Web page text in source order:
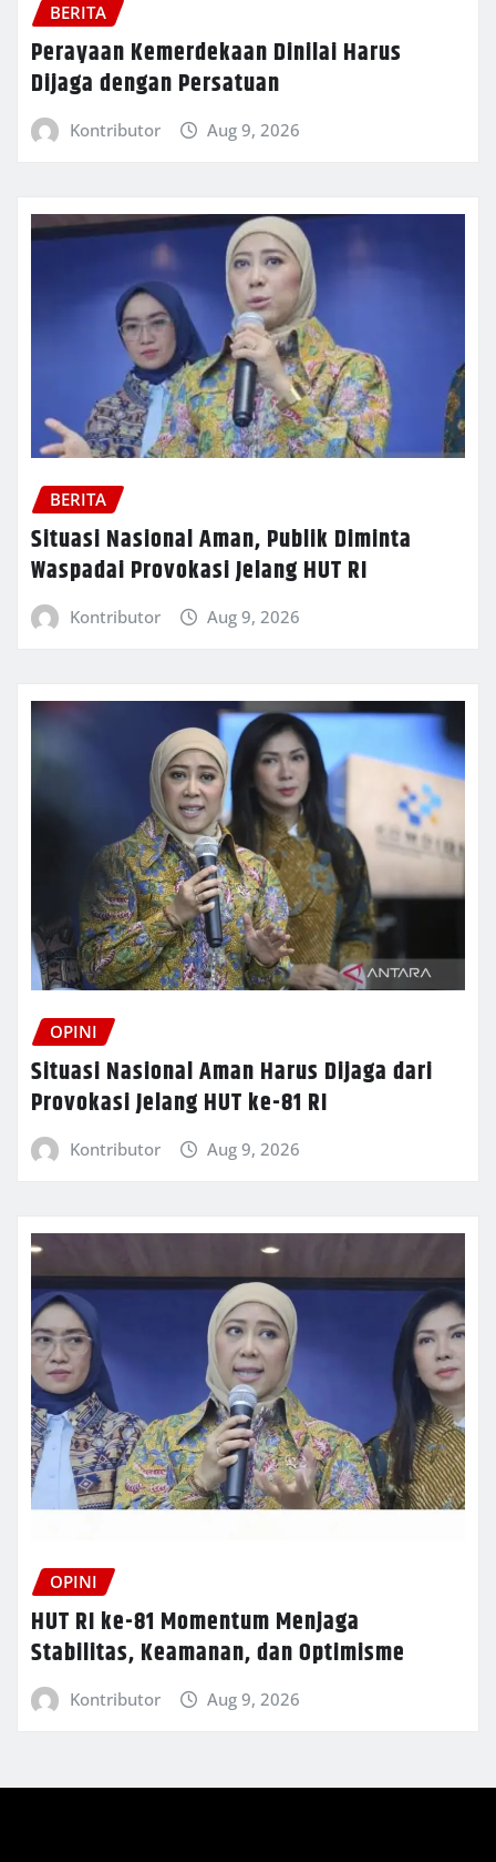
BERITA
Perayaan Kemerdekaan Dinilai Harus
Dijaga dengan Persatuan
Kontributor Aug 9, 2026
BERITA
Situasi Nasional Aman, Publik Diminta
Waspadai Provokasi Jelang HUT RI
Kontributor Aug 9, 2026
OPINI
Situasi Nasional Aman Harus Dijaga dari
Provokasi Jelang HUT ke-81 RI
Kontributor Aug 9, 2026
OPINI
HUT RI ke-81 Momentum Menjaga
Stabilitas, Keamanan, dan Optimisme
Kontributor Aug 9, 2026